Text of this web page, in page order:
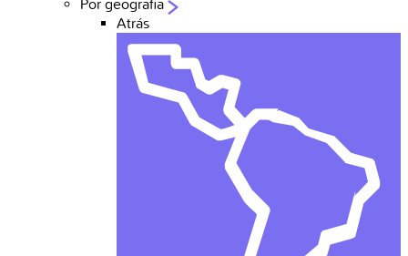
Por geografia
Atrás